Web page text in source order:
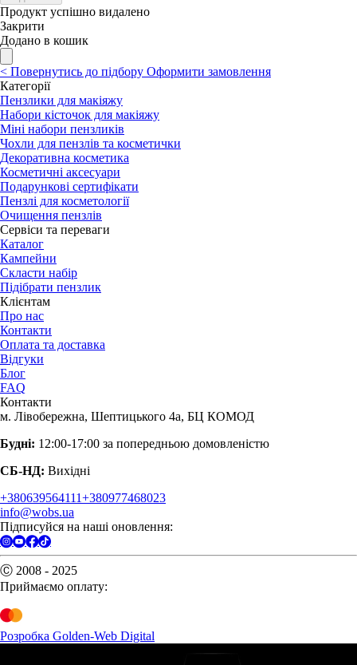
Продукт успішно видалено
Закрити
Додано в кошик
< Повернутись до підбору Оформити замовлення
Категорії
Пензлики для макіяжу
Набори кісточок для макіяжу
Міні набори пензликів
Чохли для пензлів та косметички
Декоративна косметика
Косметичні аксесуари
Подарункові сертифікати
Пензлі для косметології
Очищення пензлів
Сервіси та переваги
Каталог
Кампейни
Скласти набір
Підібрати пензлик
Клієнтам
Про нас
Контакти
Оплата та доставка
Відгуки
Блог
FAQ
Контакти
м. Лівобережна, Шептицького 4а, БЦ КОМОД
Будні: 12:00-17:00 за попередньою домовленістю
СБ-НД: Вихідні
+380639564111+380977468023
info@wobs.ua
Підписуйся на наші оновлення:
Ⓒ 2008 - 2025
Приймаємо оплату:
Розробка Golden-Web Digital